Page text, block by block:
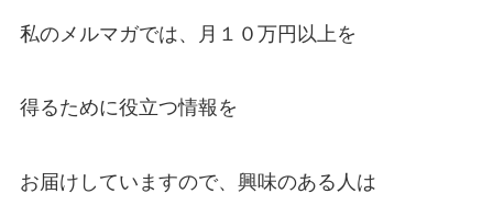
私のメルマガでは、月１０万円以上を
得るために役立つ情報を
お届けしていますので、興味のある人は